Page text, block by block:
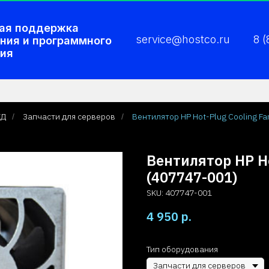
поддержка
и программного
service@hostco.ru 8
/ Запчасти для серверов / Вентилятор HP Hot-Plug Cooling
Вентилятор HP
(407747-001)
SKU: 407747-001
4 950 р.
Тип оборудования